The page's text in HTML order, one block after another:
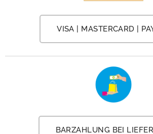
VISA | MASTERCARD |
BARZAHLUNG BEI